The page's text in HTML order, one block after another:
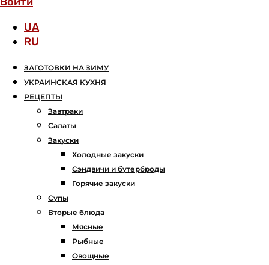
UA
RU
ЗАГОТОВКИ НА ЗИМУ
УКРАИНСКАЯ КУХНЯ
РЕЦЕПТЫ
Завтраки
Салаты
Закуски
Холодные закуски
Сэндвичи и бутерброды
Горячие закуски
Супы
Вторые блюда
Мясные
Рыбные
Овощные